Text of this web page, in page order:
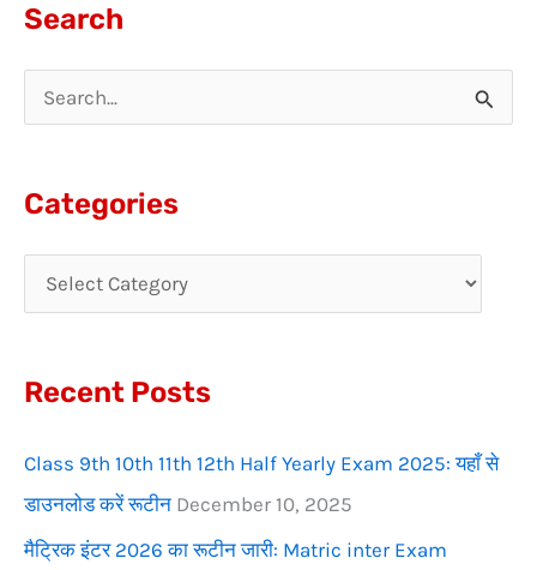
Search
h
o
:
Categories
Recent Posts
Class 9th 10th 11th 12th Half Yearly Exam 2025: यहाँ से
डाउनलोड करें रूटीन December 10, 2025
मैट्रिक इंटर 2026 का रूटीन जारी: Matric inter Exam